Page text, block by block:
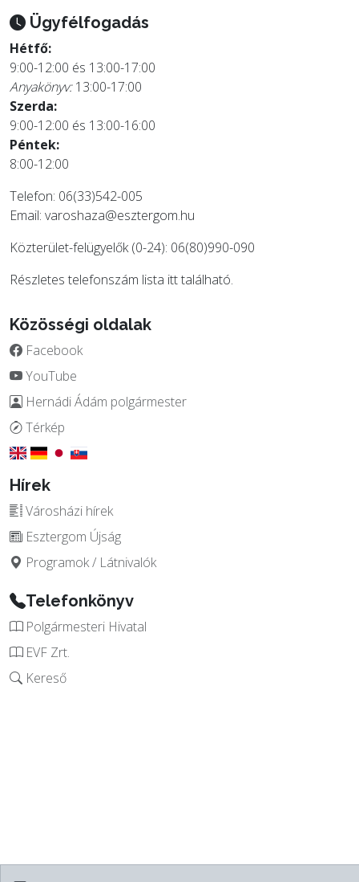
Ügyfélfogadás
Hétfő:
9:00-12:00 és 13:00-17:00
Anyakönyv:13:00-17:00
Szerda:
9:00-12:00 és 13:00-16:00
Péntek:
8:00-12:00
Telefon: 06(33)542-005
Email: varoshaza@esztergom.hu
Közterület-felügyelők (0-24): 06(80)990-090
Részletes telefonszám lista itttalálható.
Közösségi oldalak
Facebook
YouTube
Hernádi Ádám polgármester
Térkép
Hírek
Városházi hírek
Esztergom Újság
Programok / Látnivalók
Telefonkönyv
Polgármesteri Hivatal
EVF Zrt.
Kereső